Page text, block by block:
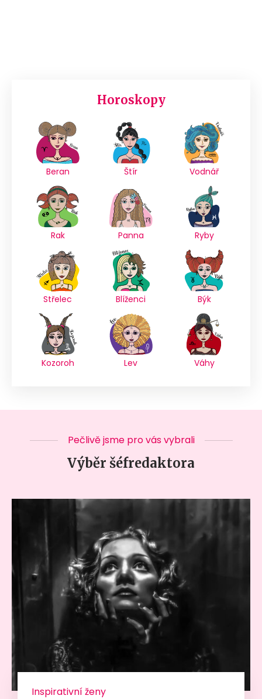
Horoskopy
Beran Štír Vodnář
Rak Panna Ryby
Střelec Blíženci Býk
Kozoroh Lev Váhy
Pečlivě jsme pro vás vybrali
Výběr šéfredaktora
Inspirativní ženy